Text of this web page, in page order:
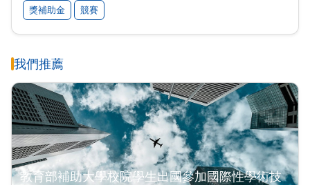
獎補助金 競賽
我們推薦
教育部補助大學校院學生出國參加國際性學術技